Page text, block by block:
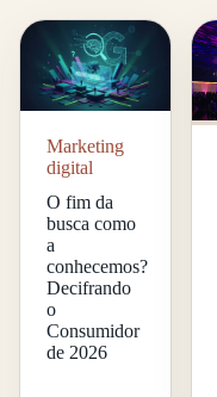
Marketing
digital
O fim da
busca como
a
conhecemos?
Decifrando
o
Consumidor
de 2026